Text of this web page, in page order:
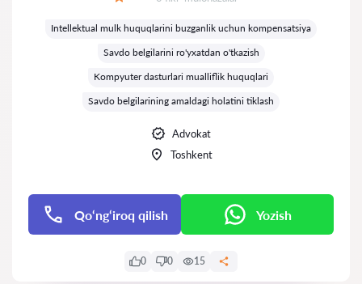
Intellektual mulk huquqlarini buzganlik uchun kompensatsiya
Savdo belgilarini ro'yxatdan o'tkazish
Kompyuter dasturlari mualliflik huquqlari
Savdo belgilarining amaldagi holatini tiklash
Advokat
Toshkent
Qo‘ng‘iroq qilish Yozish
0 0 15